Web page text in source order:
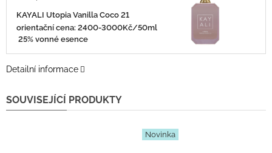
KAYALI Utopia Vanilla Coco 21
orientační cena: 2400-3000Kč/50ml
25% vonné esence
Detailní informace
SOUVISEJÍCÍ PRODUKTY
Novinka